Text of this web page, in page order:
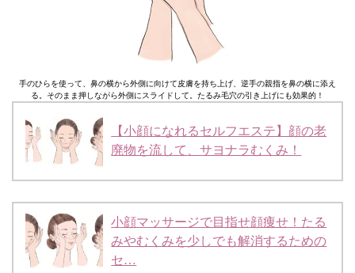
手のひらを使って、鼻の横から外側に向けて皮膚を持ち上げ、逆手の親指を鼻の横に添え
る。そのまま押しながら外側にスライドして。たるみ毛穴の引き上げにも効果的！
【小顔になれるセルフエステ】顔の老
廃物を流して、サヨナラむくみ！
小顔マッサージで目指せ顔痩せ！たる
みやむくみを少しでも解消するための
セ…